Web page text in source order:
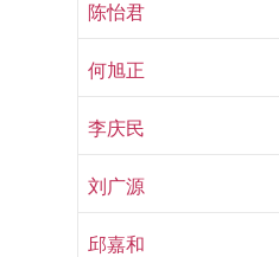
陈怡君
何旭正
李庆民
刘广源
邱嘉和